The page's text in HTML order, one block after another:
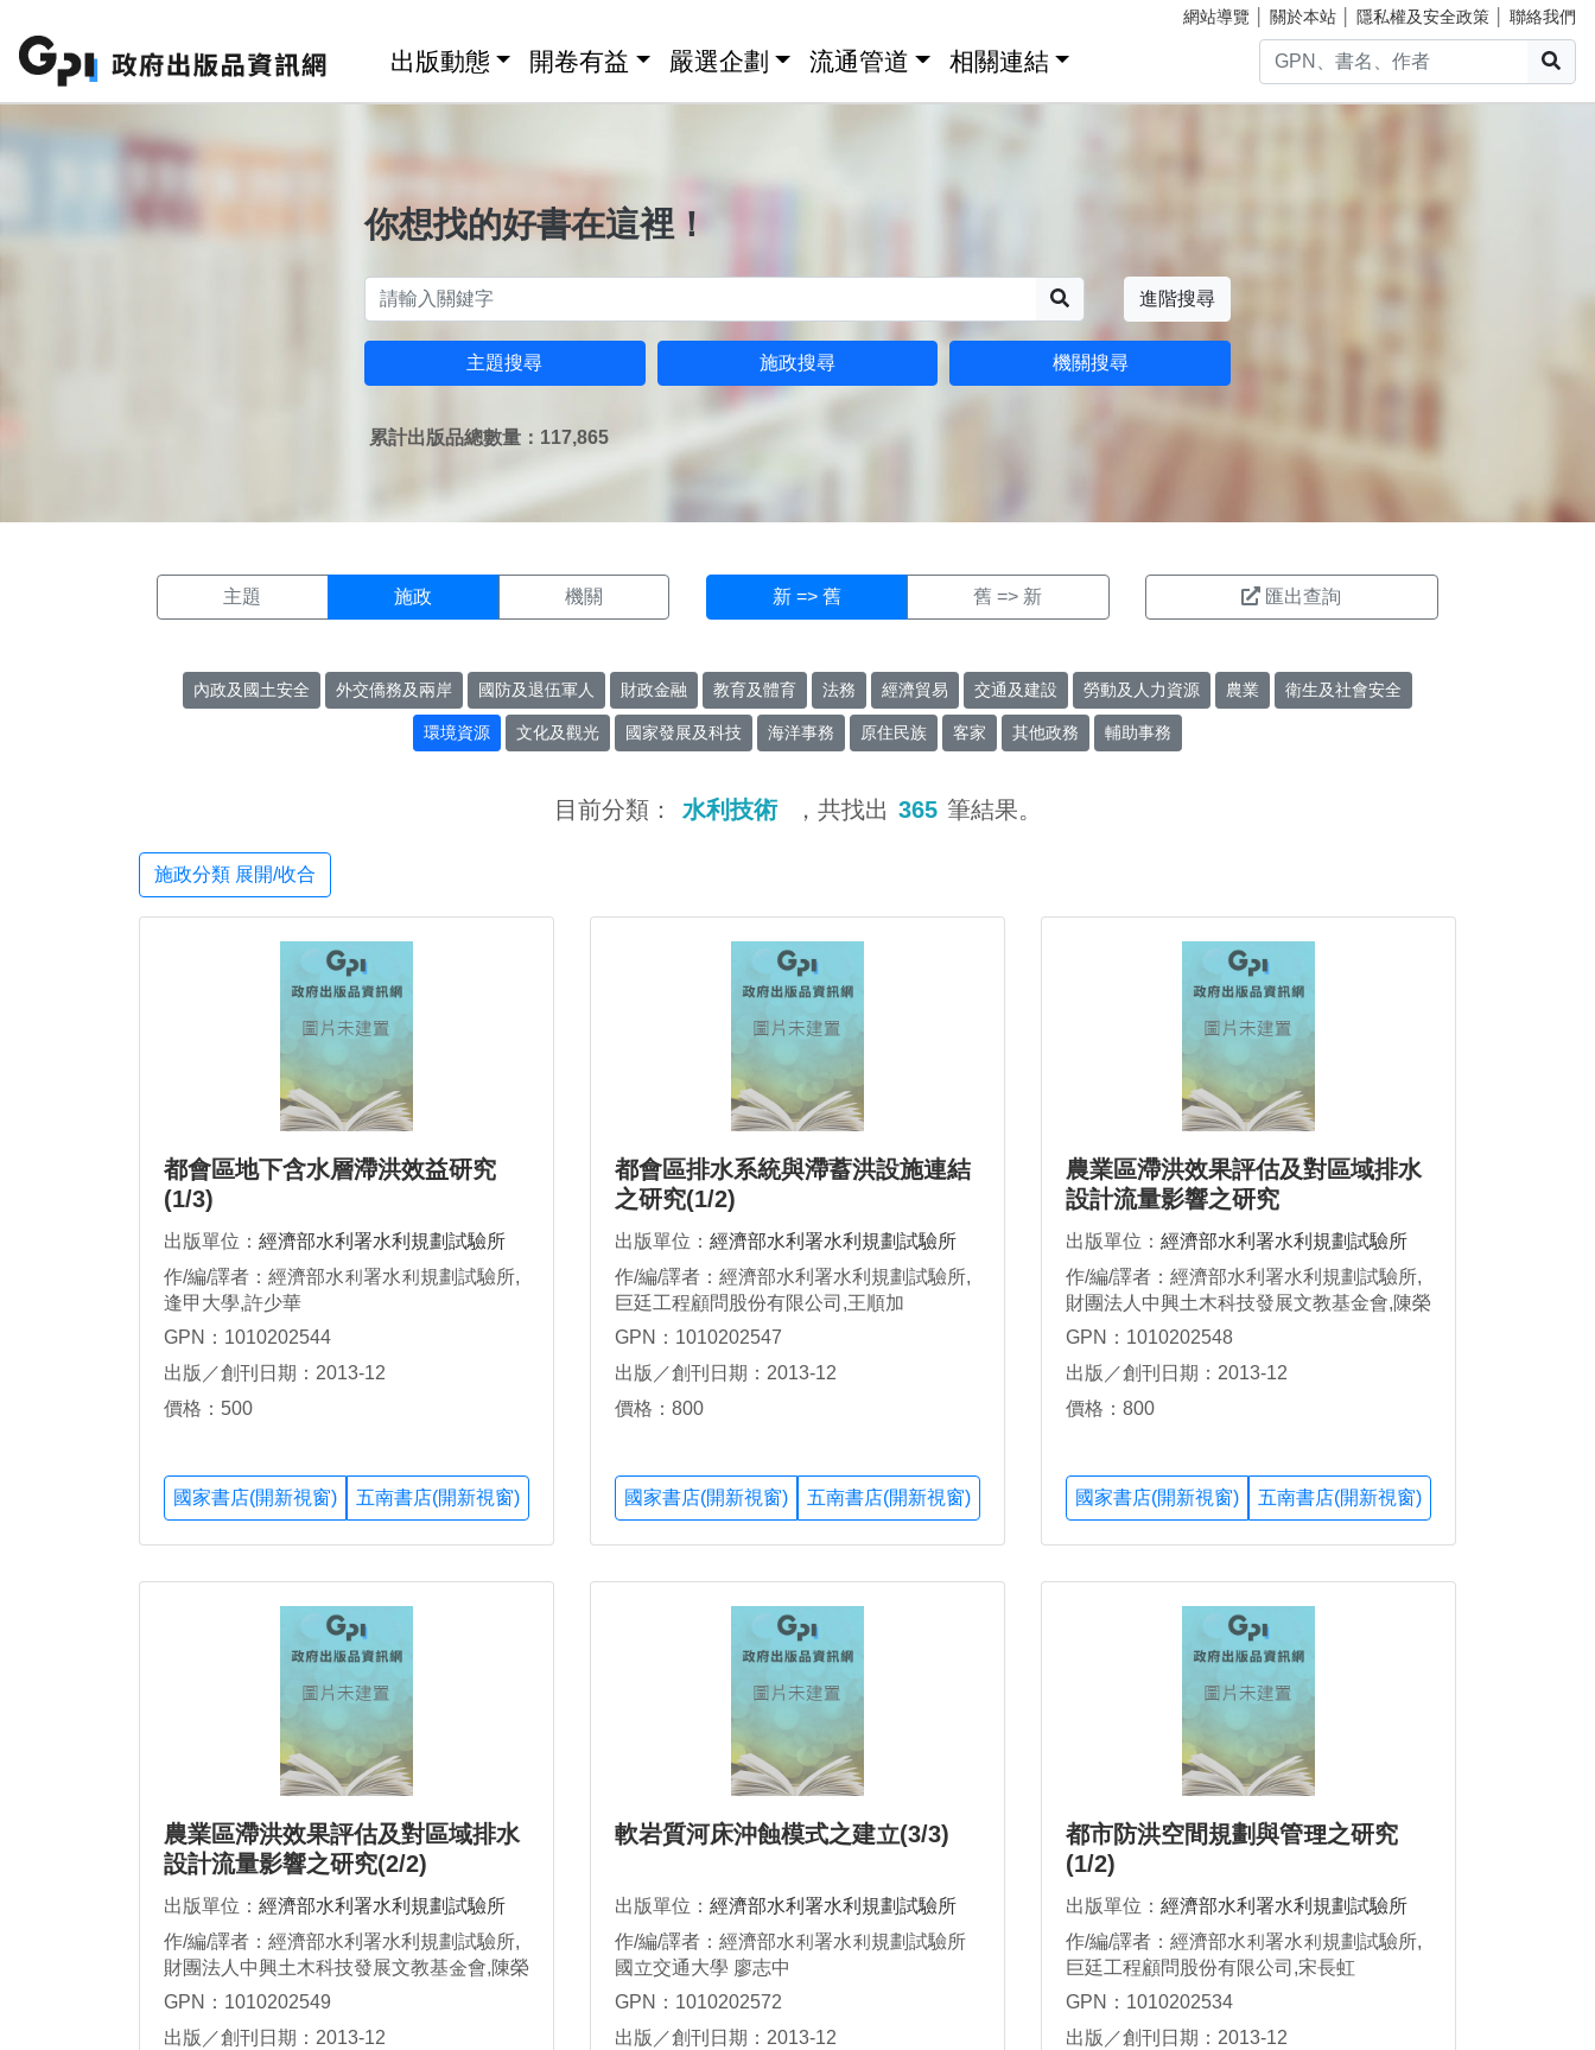
網站導覽 關於本站 隱私權及安全政策 聯絡我們
出版動態 開卷有益 嚴選企劃 流通管道 相關連結
你想找的好書在這裡！
進階搜尋
主題搜尋 施政搜尋 機關搜尋
累計出版品總數量：117,865
主題 施政 機關 新 => 舊 舊 => 新 匯出查詢
內政及國土安全 外交僑務及兩岸 國防及退伍軍人 財政金融 教育及體育 法務 經濟貿易 交通及建設 勞動及人力資源 農業 衛生及社會安全
環境資源 文化及觀光 國家發展及科技 海洋事務 原住民族 客家 其他政務 輔助事務
目前分類： 水利技術 ，共找出 365 筆結果。
施政分類 展開/收合
都會區地下含水層滯洪效益研究
(1/3)
出版單位： 經濟部水利署水利規劃試驗所
作/編/譯者：經濟部水利署水利規劃試驗所,
逢甲大學,許少華
GPN：1010202544
出版／創刊日期：2013-12
價格：500
國家書店(開新視窗) 五南書店(開新視窗)
都會區排水系統與滯蓄洪設施連結
之研究(1/2)
出版單位： 經濟部水利署水利規劃試驗所
作/編/譯者：經濟部水利署水利規劃試驗所,
巨廷工程顧問股份有限公司,王順加
GPN：1010202547
出版／創刊日期：2013-12
價格：800
國家書店(開新視窗) 五南書店(開新視窗)
農業區滯洪效果評估及對區域排水
設計流量影響之研究
出版單位： 經濟部水利署水利規劃試驗所
作/編/譯者：經濟部水利署水利規劃試驗所,
財團法人中興土木科技發展文教基金會,陳榮
松
GPN：1010202548
出版／創刊日期：2013-12
價格：800
國家書店(開新視窗) 五南書店(開新視窗)
農業區滯洪效果評估及對區域排水
設計流量影響之研究(2/2)
出版單位： 經濟部水利署水利規劃試驗所
作/編/譯者：經濟部水利署水利規劃試驗所,
財團法人中興土木科技發展文教基金會,陳榮
松
GPN：1010202549
出版／創刊日期：2013-12
軟岩質河床沖蝕模式之建立(3/3)
出版單位： 經濟部水利署水利規劃試驗所
作/編/譯者：經濟部水利署水利規劃試驗所
國立交通大學 廖志中
GPN：1010202572
出版／創刊日期：2013-12
都市防洪空間規劃與管理之研究
(1/2)
出版單位： 經濟部水利署水利規劃試驗所
作/編/譯者：經濟部水利署水利規劃試驗所,
巨廷工程顧問股份有限公司,宋長虹
GPN：1010202534
出版／創刊日期：2013-12